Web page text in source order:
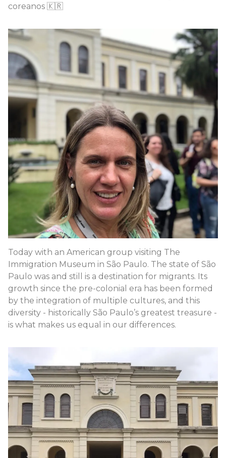
coreanos 🇰🇷
Today with an American group visiting The
Immigration Museum in São Paulo. The state of São
Paulo was and still is a destination for migrants. Its
growth since the pre-colonial era has been formed
by the integration of multiple cultures, and this
diversity - historically São Paulo’s greatest treasure -
is what makes us equal in our differences.